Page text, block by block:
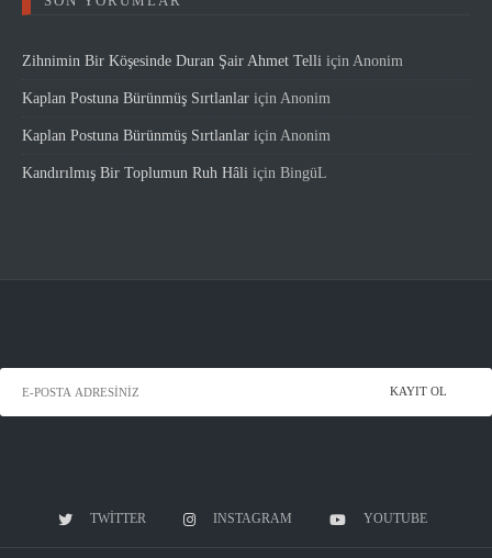
Zihnimin Bir Köşesinde Duran Şair Ahmet Telli için Anonim
Kaplan Postuna Bürünmüş Sırtlanlar için Anonim
Kaplan Postuna Bürünmüş Sırtlanlar için Anonim
Kandırılmış Bir Toplumun Ruh Hâli için BingüL
TWITTER INSTAGRAM YOUTUBE